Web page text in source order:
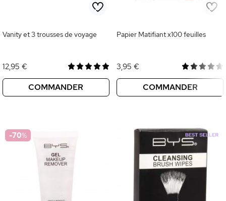
Vanity et 3 trousses de voyage
12,95 €
COMMANDER
Papier Matifiant x100 feuilles
3,95 €
COMMANDER
-70%